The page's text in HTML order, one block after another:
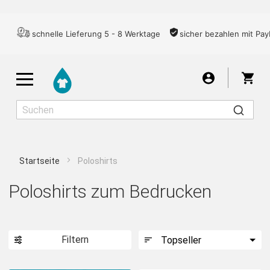
schnelle Lieferung 5 - 8 Werktage sicher bezahlen mit
Startseite Poloshirts
Poloshirts zum Bedrucken
Filtern